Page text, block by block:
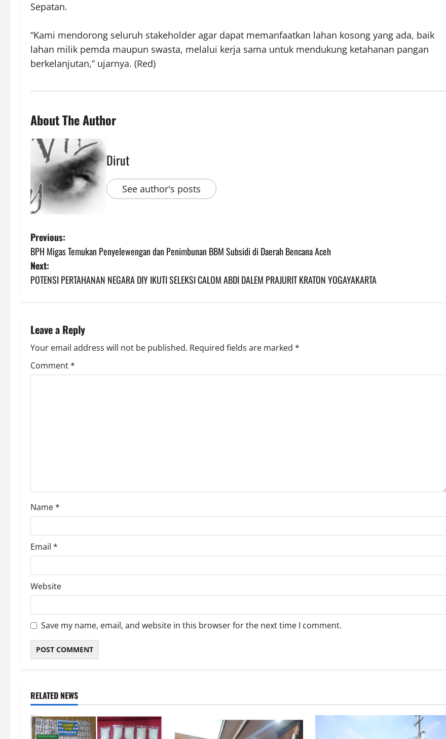
Sepatan.
‎“Kami mendorong seluruh stakeholder agar dapat memanfaatkan lahan kosong yang ada, baik
lahan milik pemda maupun swasta, melalui kerja sama untuk mendukung ketahanan pangan
berkelanjutan,” ujarnya. (Red)
About The Author
Dirut
See author's posts
P
o
s
n
a
v
o
n
Previous:
BPH Migas Temukan Penyelewengan dan Penimbunan BBM Subsidi di Daerah Bencana Aceh
Next:
POTENSI PERTAHANAN NEGARA DIY IKUTI SELEKSI CALOM ABDI DALEM PRAJURIT KRATON YOGAYAKARTA
Leave a Reply
Your email address will not be published. Required fields are marked *
Comment*
Name*
Email *
Website
Save my name, email, and website in this browser for the next time I comment.
RELATED NEWS